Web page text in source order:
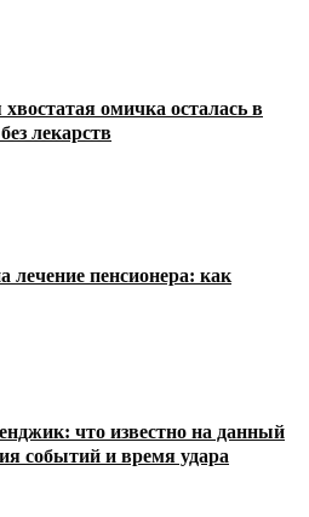
омичка осталась в
лекарств
пенсионера: как
что известно на данный
событий и время удара